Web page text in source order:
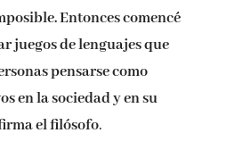
Entonces comencé
juegos de lenguajes que
pensarse como
en la sociedad y en su
el filósofo.